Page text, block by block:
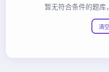
暂无符合条件的题库
清